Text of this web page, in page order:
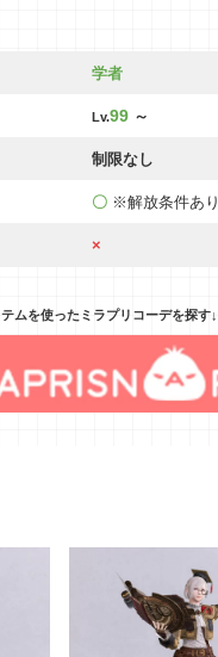
学者
Lv.99～
制限なし
〇 ※解放条件あり
×
ムを使ったミラプリコーデを探す↓